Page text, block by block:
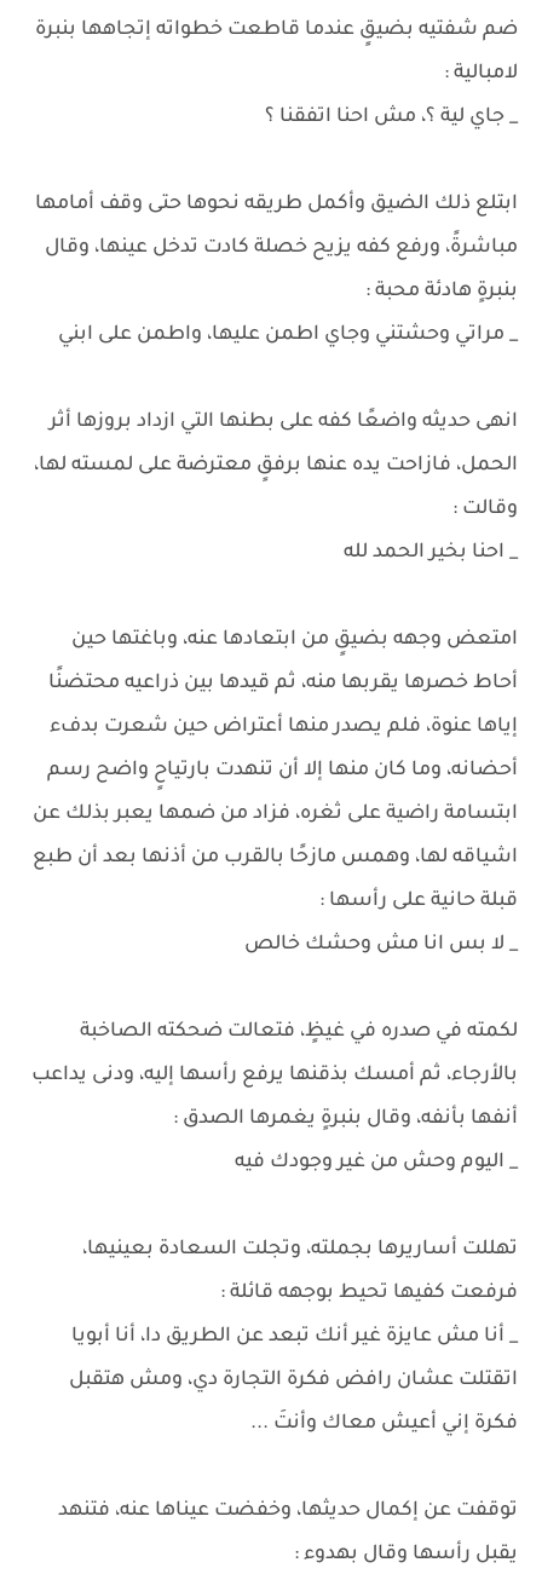
ضم شفتيه بضيقٍ عندما قاطعت خطواته إتجاهها بنبرة
لامبالية :
_ جاي لية ؟، مش احنا اتفقنا ؟
ابتلع ذلك الضيق وأكمل طريقه نحوها حتى وقف أمامها
مباشرةً، ورفع كفه يزيح خصلة كادت تدخل عينها، وقال
بنبرةٍ هادئة محبة :
_ مراتي وحشتني وجاي اطمن عليها، واطمن على ابني
انهى حديثه واضعًا كفه على بطنها التي ازداد بروزها أثر
الحمل، فازاحت يده عنها برفقٍ معترضة على لمسته لها،
وقالت :
_ احنا بخير الحمد لله
امتعض وجهه بضيقٍ من ابتعادها عنه، وباغتها حين
أحاط خصرها يقربها منه، ثم قيدها بين ذراعيه محتضنًا
إياها عنوة، فلم يصدر منها أعتراض حين شعرت بدفء
أحضانه، وما كان منها إلا أن تنهدت بارتياحٍ واضح رسم
ابتسامة راضية على ثغره، فزاد من ضمها يعبر بذلك عن
اشياقه لها، وهمس مازحًا بالقرب من أذنها بعد أن طبع
قبلة حانية على رأسها :
_ لا بس انا مش وحشك خالص
لكمته في صدره في غيظٍ، فتعالت ضحكته الصاخبة
بالأرجاء، ثم أمسك بذقنها يرفع رأسها إليه، ودنى يداعب
أنفها بأنفه، وقال بنبرةٍ يغمرها الصدق :
_ اليوم وحش من غير وجودك فيه
تهللت أساريرها بجملته، وتجلت السعادة بعينيها،
فرفعت كفيها تحيط بوجهه قائلة :
_ أنا مش عايزة غير أنك تبعد عن الطريق دا، أنا أبويا
اتقتلت عشان رافض فكرة التجارة دي، ومش هتقبل
فكرة إني أعيش معاك وأنتَ ...
توقفت عن إكمال حديثها، وخفضت عيناها عنه، فتنهد
يقبل رأسها وقال بهدوء :